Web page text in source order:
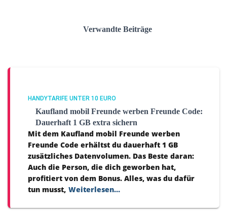
Verwandte Beiträge
HANDYTARIFE UNTER 10 EURO
Kaufland mobil Freunde werben Freunde Code:
Dauerhaft 1 GB extra sichern
Mit dem Kaufland mobil Freunde werben
Freunde Code erhältst du dauerhaft 1 GB
zusätzliches Datenvolumen. Das Beste daran:
Auch die Person, die dich geworben hat,
profitiert von dem Bonus. Alles, was du dafür
tun musst, Weiterlesen…